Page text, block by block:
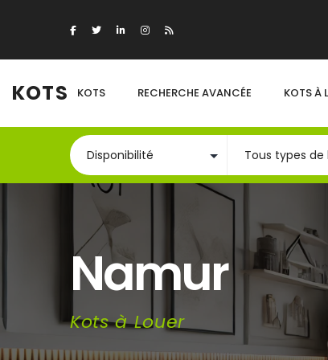
KOTS KOTS RECHERCHE AVANCÉE KOTS À
Namur
Kots à Louer